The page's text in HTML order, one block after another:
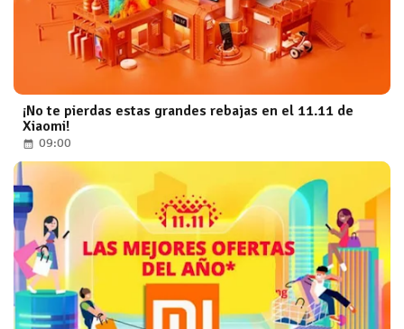
¡No te pierdas estas grandes rebajas en el 11.11 de
Xiaomi!
09:00